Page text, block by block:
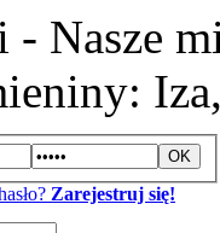
- Nasze
Zarejestruj się!